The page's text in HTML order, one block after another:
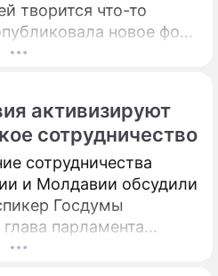
творится что-то
новое фото
к ее
активизируют
сотрудничество
сотрудничества
и Молдавии обсудили
Госдумы
парламента
Председатель